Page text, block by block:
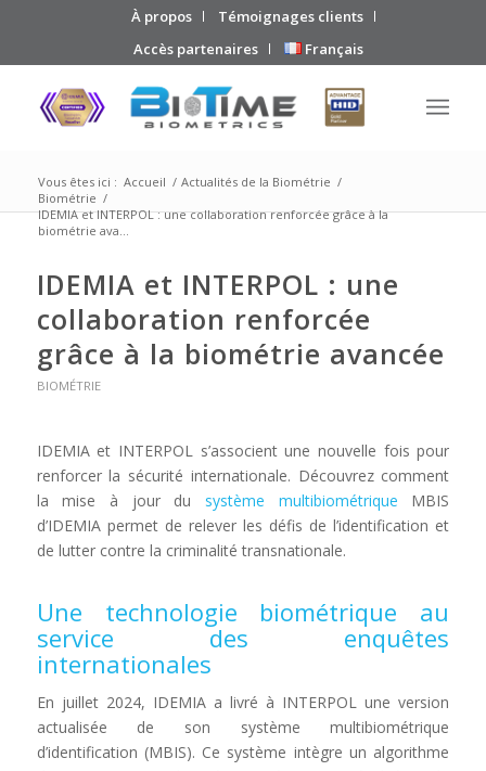
À propos
Témoignages clients
Accès partenaires
Français
Vous êtes ici : Accueil / Actualités de la Biométrie /
Biométrie /
IDEMIA et INTERPOL : une collaboration renforcée grâce à la
biométrie ava...
IDEMIA et INTERPOL : une
collaboration renforcée
grâce à la biométrie avancée
BIOMÉTRIE
IDEMIA et INTERPOL s’associent une nouvelle fois pour
renforcer la sécurité internationale. Découvrez comment
la mise à jour du système multibiométrique MBIS
d’IDEMIA permet de relever les défis de l’identification et
de lutter contre la criminalité transnationale.
Une technologie biométrique au
service des enquêtes
internationales
En juillet 2024, IDEMIA a livré à INTERPOL une version
actualisée de son système multibiométrique
d’identification (MBIS). Ce système intègre un algorithme